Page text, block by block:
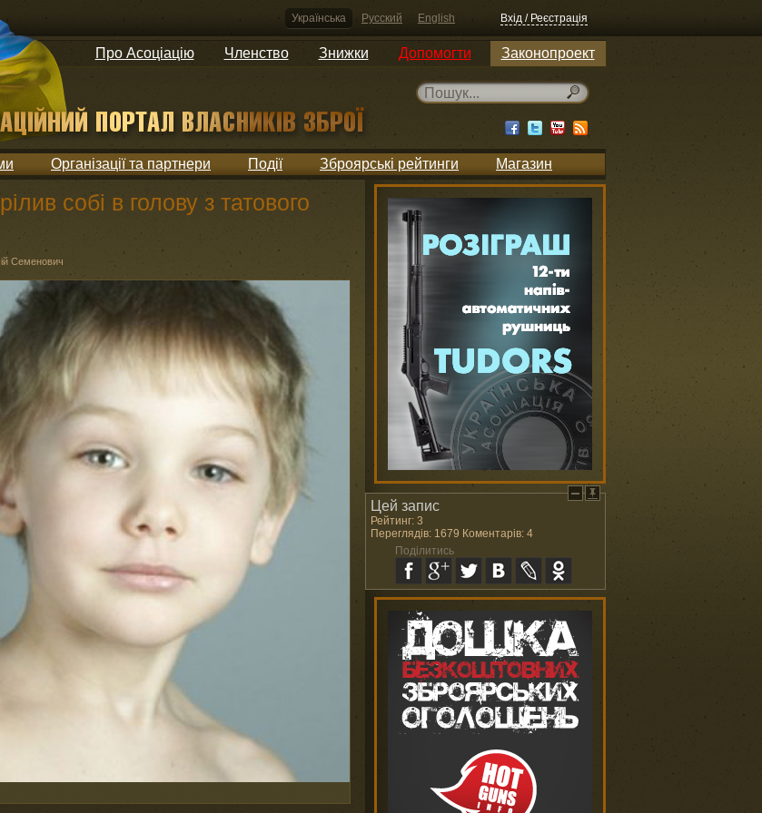
Українська Русский English Вхід / Реєстрація
Про Асоціацію Членство Знижки Допомогти Законопроект
Організації та партнери Події Зброярські рейтинги Магазин
собі в голову з татового
Семенович
Цей запис
Рейтинг: 3
Переглядів: 1679 Коментарів: 4
Поділитись